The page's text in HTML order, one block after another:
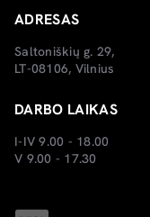
ADRESAS
Saltoniškių g. 29,
LT-08106, Vilnius
DARBO LAIKAS
I-IV 9.00 - 18.00
V 9.00 - 17.30